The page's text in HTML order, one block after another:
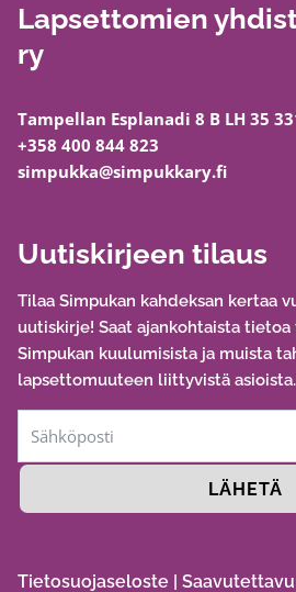
Lapsettomien
ry
Tampellan Esplanadi 8 B LH 35
+358 400 844 823
simpukka@simpukkary.fi
Uutiskirjeen tilaus
Tilaa Simpukan kahdeksan kertaa
uutiskirje! Saat ajankohtaista
Simpukan kuulumisista ja muista
lapsettomuuteen liittyvistä asioista.
LÄHETÄ
Tietosuojaseloste